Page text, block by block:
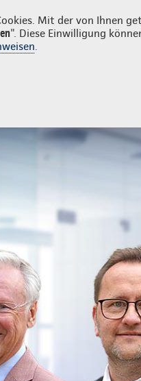
Mit der von Ihnen
". Diese Einwilligung
.